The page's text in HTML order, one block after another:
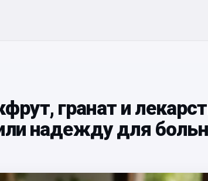
гранат и
надежду для